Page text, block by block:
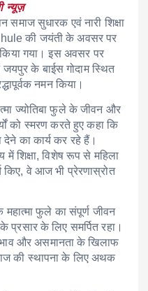
न्यूज़
समाज सुधारक एवं नारी शिक्षा
की जयंती के अवसर पर
गया। इस अवसर पर
जयपुर के बाईस गोदाम स्थित
नमन किया।
ज्योतिबा फुले के जीवन और
को स्मरण करते हुए कहा कि
का कार्य कर रहे हैं।
शिक्षा, विशेष रूप से महिला
किए, वे आज भी प्रेरणास्रोत
फुले का संपूर्ण जीवन
प्रसार के लिए समर्पित रहा।
और असमानता के खिलाफ
की स्थापना के लिए अथक